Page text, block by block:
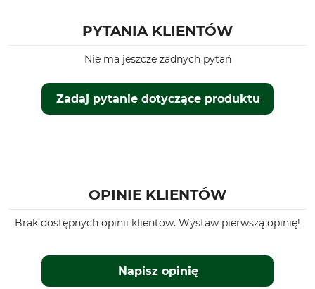
PYTANIA KLIENTÓW
Zadaj pytanie dotyczące produktu
Nie ma jeszcze żadnych pytań
OPINIE KLIENTÓW
Brak dostępnych opinii klientów. Wystaw pierwszą opinię!
Napisz opinię